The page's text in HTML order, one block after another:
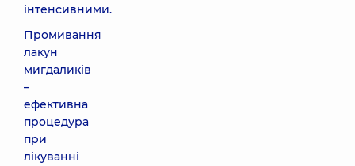
інтенсивними.
Промивання
лакун
мигдаликів
–
ефективна
процедура
при
лікуванні